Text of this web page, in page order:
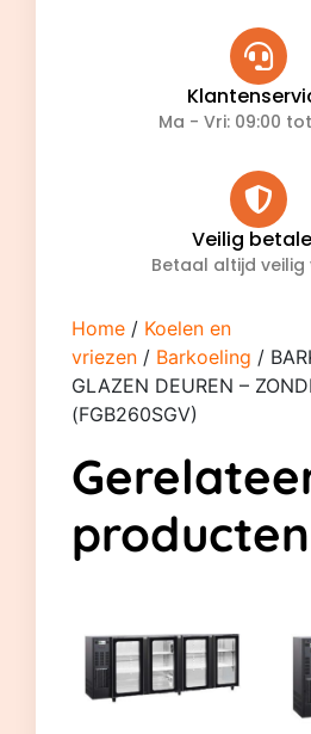
Ma - Vri: 09:00
Veilig
Betaal altijd veilig
Home / Koelen en
vriezen / Barkoeling /
GLAZEN DEUREN –
(FGB260SGV)
producten